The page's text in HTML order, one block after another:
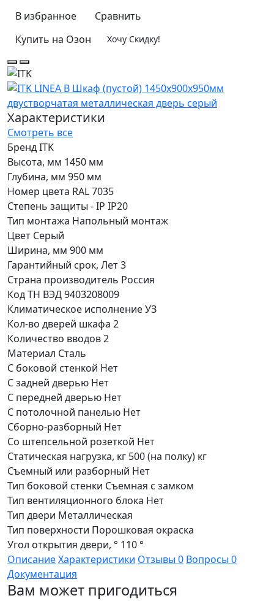
В избранное
Сравнить
Купить на Озон
Хочу Скидку!
Характеристики
Смотреть все
БрендITK
Высота, мм 1450 мм
Глубина, мм 950 мм
Номер цвета RAL7035
Степень защиты - IP IP20
Тип монтажа Напольный монтаж
Цвет Серый
Ширина, мм 900 мм
Гарантийный срок, Лет3
Страна производитель Россия
Код ТН ВЭД9403208009
Климатическое исполнениеУЗ
Кол-во дверей шкафа 2
Количество вводов2
Материал Сталь
С боковой стенкой Нет
С задней дверью Нет
С передней дверью Нет
С потолочной панелью Нет
Сборно-разборный Нет
Со штепсельной розеткой Нет
Статическая нагрузка, кг 500 (на полку) кг
Съемный или разборный Нет
Тип боковой стенки Съемная с замком
Тип вентиляционного блока Нет
Тип двери Металлическая
Тип поверхности Порошковая окраска
Угол открытия двери, ° 110 °
ОписаниеХарактеристики Отзывы 0 Вопросы 0
Документация
Вам может пригодиться